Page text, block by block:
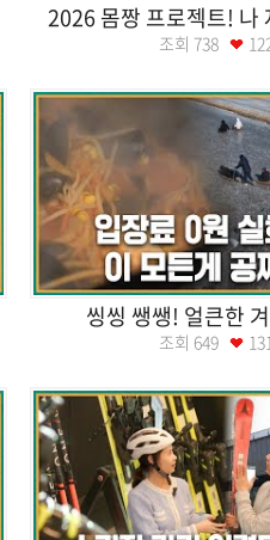
2026 몸짱 프로젝트! 나
조회 738
씽씽 쌩쌩! 얼큰한
조회 649 131